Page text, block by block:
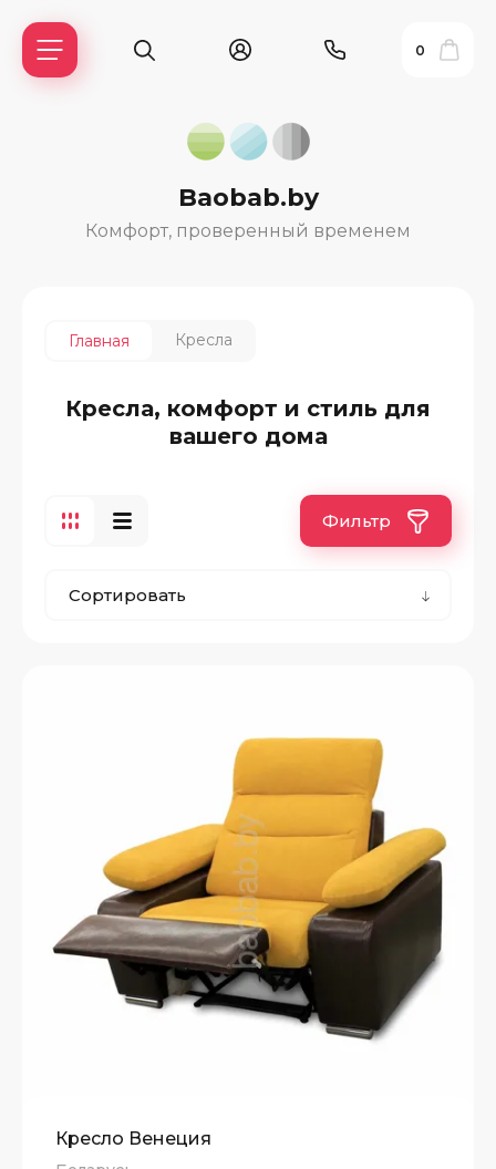
0
Baobab.by
Комфорт, проверенный временем
Главная Кресла
Кресла, комфорт и стиль для
вашего дома
Фильтр
Сортировать
Кресло Венеция